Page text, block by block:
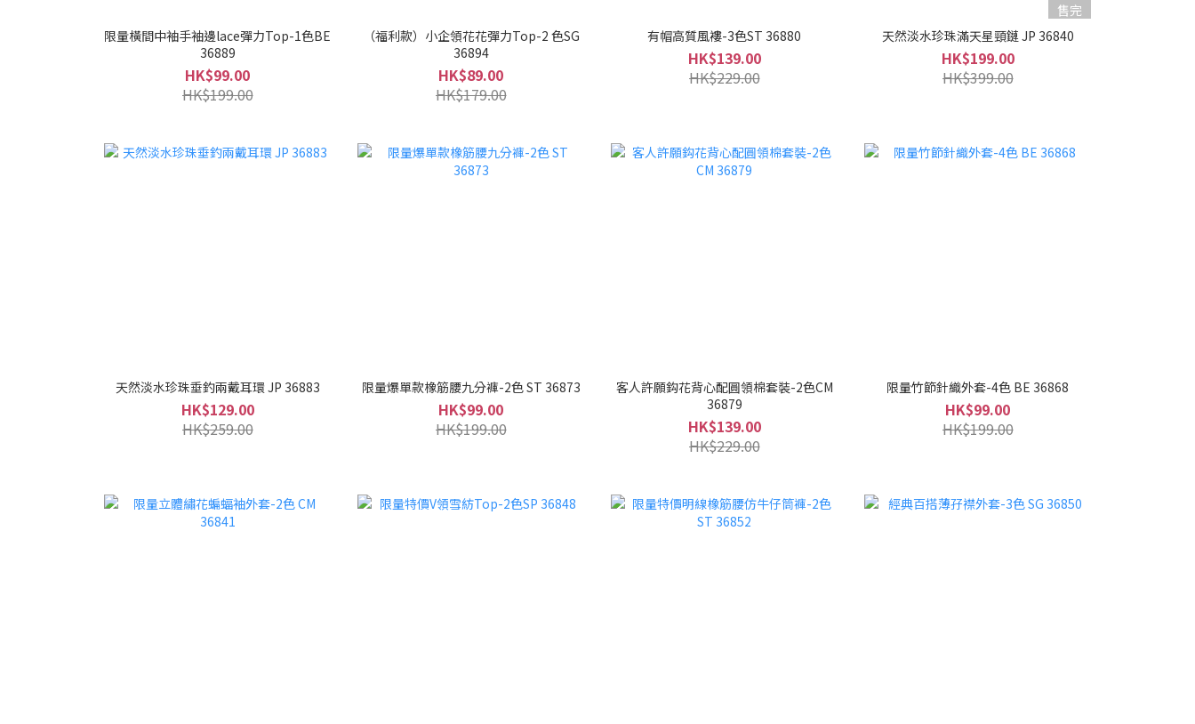
限量橫間中袖手袖邊lace彈力Top-1色BE
36889
HK$99.00
HK$199.00
（福利款）小企領花花彈力Top-2 色SG
36894
HK$89.00
HK$179.00
有帽高質風褸-3色ST 36880
HK$139.00
HK$229.00
售完
天然淡水珍珠滿天星頸鏈 JP 36840
HK$199.00
HK$399.00
天然淡水珍珠垂釣兩戴耳環 JP 36883
HK$129.00
HK$259.00
限量爆單款橡筋腰九分褲-2色 ST 36873
HK$99.00
HK$199.00
客人許願鈎花背心配圓領棉套裝-2色CM
36879
HK$139.00
HK$229.00
限量竹節針織外套-4色 BE 36868
HK$99.00
HK$199.00